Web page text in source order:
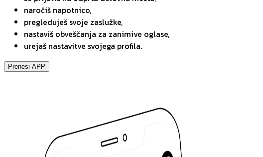
naročiš napotnico,
pregleduješ svoje zaslužke,
nastaviš obveščanja za zanimive oglase,
urejaš nastavitve svojega profila.
Prenesi APP